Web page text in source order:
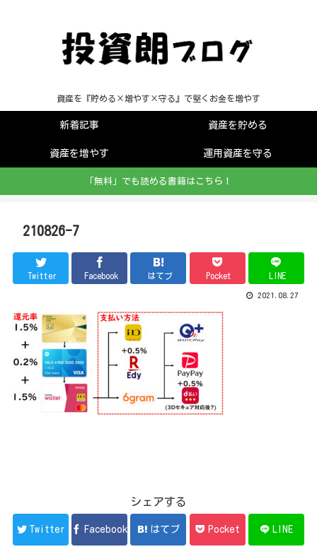
資産を『貯める×増やす×守る』で堅くお金を増やす
新着記事 資産を貯める
資産を増やす 運用資産を守る
「無料」でも読める書籍はこちら！
210826-7
Twitter Facebook はてブ Pocket LINE
2021.08.27
シェアする
Twitter Facebook はてブ Pocket LINE